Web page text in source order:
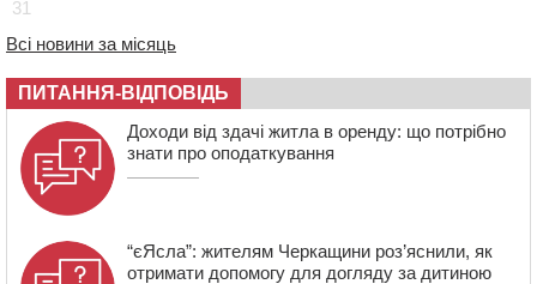
незаконне будівництво
15:38 У лікарні померла жінка, яку на пішохідному переході
в Черкаському районі збила автівка
15:08
Від Чернівців до Бакоти: пів сотні працівників
“Черкасиобленерго” побували у мандрівці
31
Всі новини за місяць
ПИТАННЯ-ВІДПОВІДЬ
Доходи від здачі житла в оренду: що потрібно
знати про оподаткування
“єЯсла”: жителям Черкащини роз’яснили, як
отримати допомогу для догляду за дитиною